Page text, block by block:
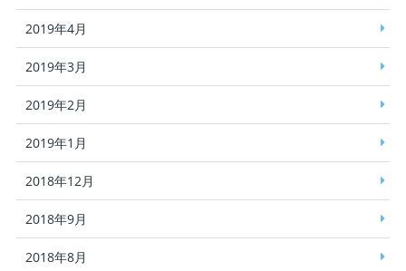
2019年4月
2019年3月
2019年2月
2019年1月
2018年12月
2018年9月
2018年8月